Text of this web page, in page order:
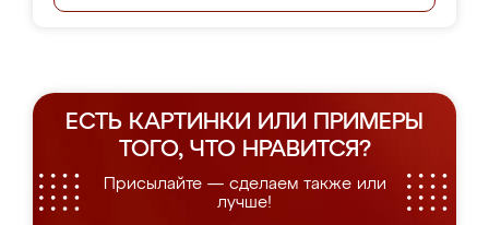
ЕСТЬ КАРТИНКИ ИЛИ ПРИМЕРЫ
ТОГО, ЧТО НРАВИТСЯ?
Присылайте — сделаем также или
лучше!